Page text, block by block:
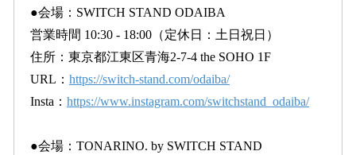
●会場：SWITCH STAND ODAIBA
営業時間 10:30 - 18:00（定休日：土日祝日）
住所：東京都江東区青海2-7-4 the SOHO 1F
URL： https://switch-stand.com/odaiba/
Insta： https://www.instagram.com/switchstand_odaiba/
●会場：TONARINO. by SWITCH STAND